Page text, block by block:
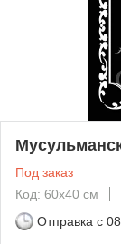
Под заказ
Код: 60х40 см
Отправка с